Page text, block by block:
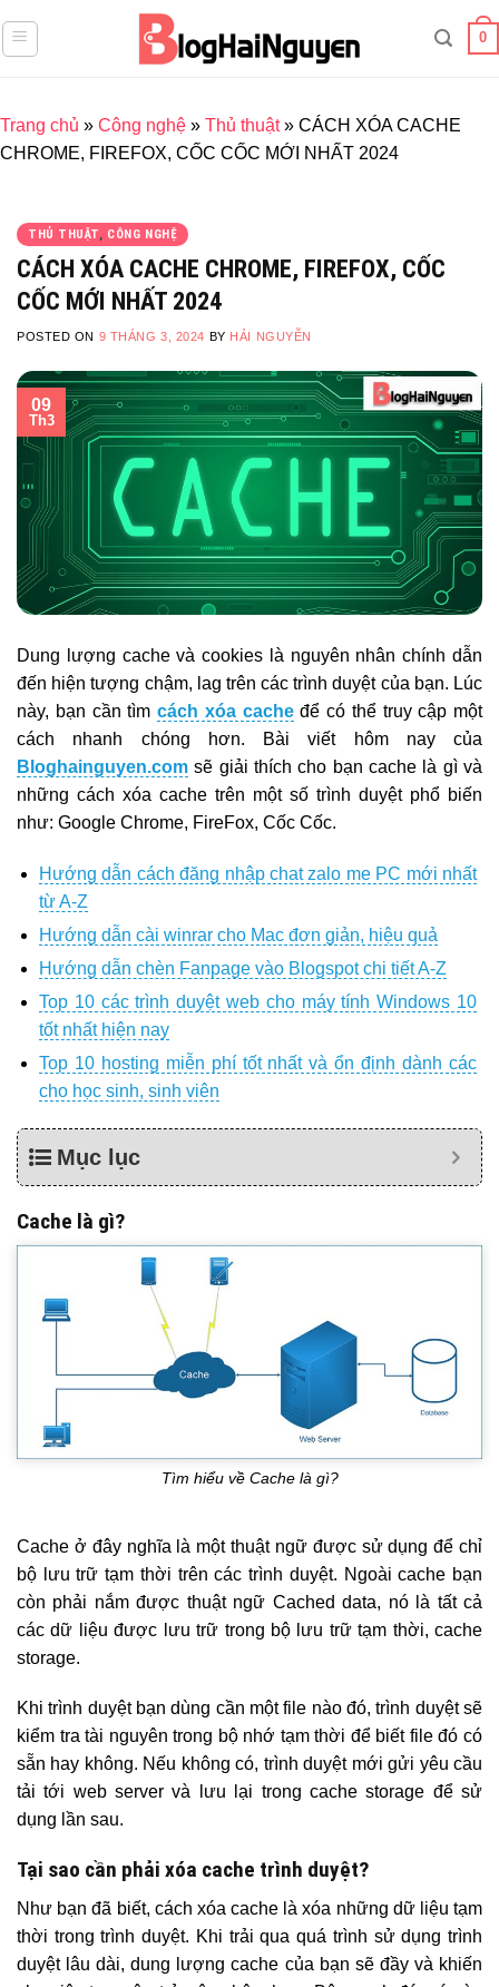
to
0
Trang chủ » Công nghệ » Thủ thuật» CÁCH XÓA CACHE
CHROME, FIREFOX, CỐC CỐC MỚI NHẤT 2024
THỦ THUẬT, CÔNG NGHỆ
CÁCH XÓA CACHE CHROME, FIREFOX, CỐC
CỐC MỚI NHẤT 2024
POSTED ON 9 THÁNG 3, 2024 BY HẢI NGUYỄN
09
Th3
Dung lượng cache và cookies là nguyên nhân chính dẫn
đến hiện tượng chậm, lag trên các trình duyệt của bạn. Lúc
này, bạn cần tìm cách xóa cacheđể có thể truy cập một
cách nhanh chóng hơn. Bài viết hôm nay của
Bloghainguyen.com sẽ giải thích cho bạn cache là gì và
những cách xóa cache trên một số trình duyệt phổ biến
như: Google Chrome, FireFox, Cốc Cốc.
Hướng dẫn cách đăng nhập chat zalo me PC mới nhất
từ A-Z
Hướng dẫn cài winrar cho Mac đơn giản, hiệu quả
Hướng dẫn chèn Fanpage vào Blogspot chi tiết A-Z
Top 10 các trình duyệt web cho máy tính Windows 10
tốt nhất hiện nay
Top 10 hosting miễn phí tốt nhất và ổn định dành các
cho học sinh, sinh viên
Mục lục
Cache là gì?
Tìm hiểu về Cache là gì?
Cache ở đây nghĩa là một thuật ngữ được sử dụng để chỉ
bộ lưu trữ tạm thời trên các trình duyệt. Ngoài cache bạn
còn phải nắm được thuật ngữ Cached data, nó là tất cả
các dữ liệu được lưu trữ trong bộ lưu trữ tạm thời, cache
storage.
Khi trình duyệt bạn dùng cần một file nào đó, trình duyệt sẽ
kiểm tra tài nguyên trong bộ nhớ tạm thời để biết file đó có
sẵn hay không. Nếu không có, trình duyệt mới gửi yêu cầu
tải tới web server và lưu lại trong cache storage để sử
dụng lần sau.
Tại sao cần phải xóa cache trình duyệt?
Như bạn đã biết, cách xóa cache là xóa những dữ liệu tạm
thời trong trình duyệt. Khi trải qua quá trình sử dụng trình
duyệt lâu dài, dung lượng cache của bạn sẽ đầy và khiến